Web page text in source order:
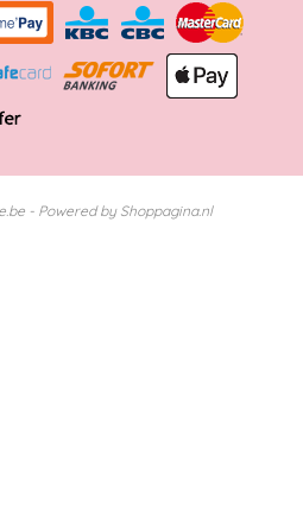
- Powered by Shoppagina.nl